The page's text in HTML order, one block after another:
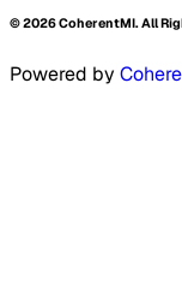
©2026CoherentMI. All
Powered by